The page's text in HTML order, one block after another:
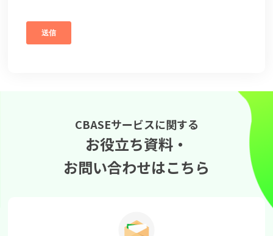
CBASEサービスに関する
お役立ち資料・
お問い合わせはこちら